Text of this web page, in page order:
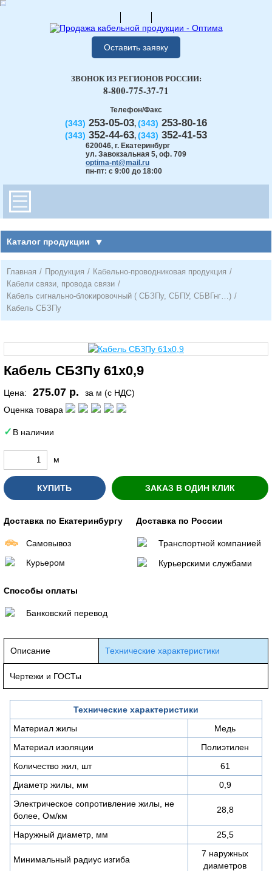
Оставить заявку
Телефон/Факс
(343) 253-05-03, (343) 253-80-16
(343) 352-44-63, (343) 352-41-53
620046, г. Екатеринбург
ул. Завокзальная 5, оф. 709
optima-nt@mail.ru
пн-пт: с 9:00 до 18:00
ЗВОНОК ИЗ РЕГИОНОВ РОССИИ:
8-800-775-37-71
Каталог продукции
Главная / Продукция / Кабельно-проводниковая продукция /
Кабели связи, провода связи /
Кабель сигнально-блокировочный ( СБЗПу, СБПУ, СБВГнг…) /
Кабель СБЗПу
Кабель СБЗПу 61х0,9
Цена: 275.07 р.
за м (с НДС)
Оценка товара
В наличии
м
КУПИТЬ ЗАКАЗ В ОДИН КЛИК
Доставка по Екатеринбургу
Самовывоз
Курьером
Доставка по России
Транспортной компанией
Курьерскими службами
Способы оплаты
Банковский перевод
Описание Технические характеристики
Чертежи и ГОСТы
Технические характеристики
Материал жилы
Медь
Материал изоляции
Полиэтилен
Количество жил, шт
61
Диаметр жилы, мм
0,9
Электрическое сопротивление жилы, не
более, Ом/км
28,8
Наружный диаметр, мм 25,5
Минимальный радиус изгиба
7 наружных
диаметров